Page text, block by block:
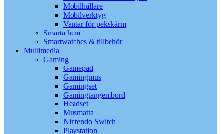
Mobilhållare
Mobilverktyg
Vantar för pekskärm
Smarta hem
Smartwatches & tillbehör
Multimedia
Gaming
Gamepad
Gamingmus
Gamingset
Gamingtangentbord
Headset
Musmatta
Nintendo Switch
Playstation